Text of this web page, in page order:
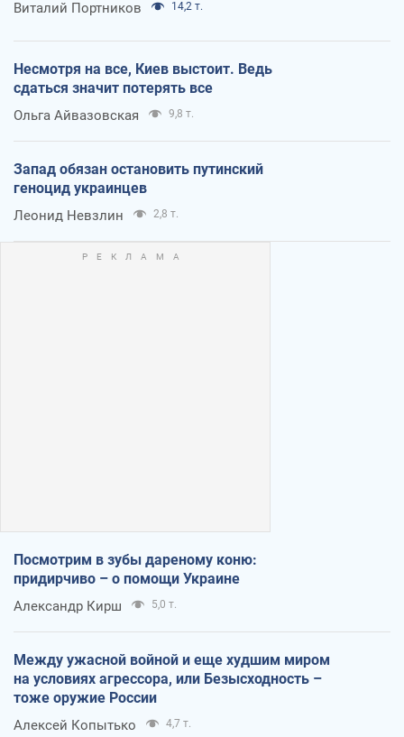
Виталий Портников 14,2 т.
Несмотря на все, Киев выстоит. Ведь
сдаться значит потерять все
Ольга Айвазовская 9,8 т.
Запад обязан остановить путинский
геноцид украинцев
Леонид Невзлин 2,8 т.
Посмотрим в зубы дареному коню:
придирчиво – о помощи Украине
Александр Кирш 5,0 т.
Между ужасной войной и еще худшим миром
на условиях агрессора, или Безысходность –
тоже оружие России
Алексей Копытько 4,7 т.